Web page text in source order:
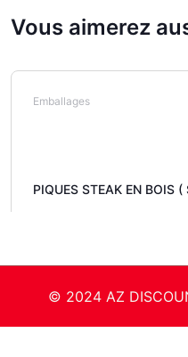
Vous aimerez
Emballages
PIQUES STEAK EN BOIS
© 2024 AZ